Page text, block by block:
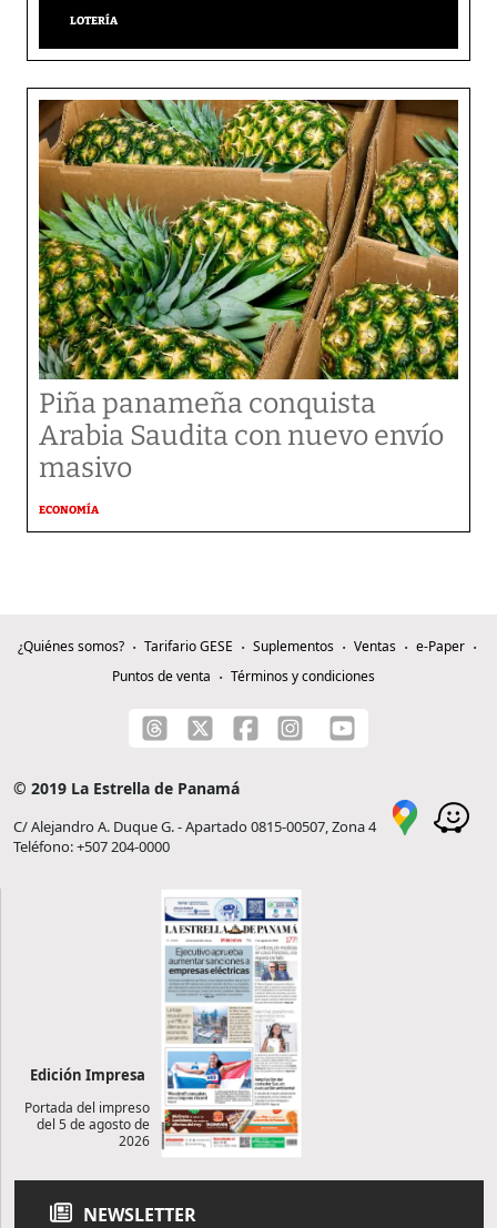
LOTERÍA
Piña panameña conquista
Arabia Saudita con nuevo envío
masivo
ECONOMÍA
¿Quiénes somos? Tarifario GESE Suplementos Ventas
e-Paper
Puntos de venta
Términos y condiciones
© 2019 La Estrella de Panamá
C/ Alejandro A. Duque G. - Apartado 0815-00507, Zona 4
Teléfono: +507 204-0000
Edición Impresa
Portada del impreso
del 5 de agosto de
2026
NEWSLETTER